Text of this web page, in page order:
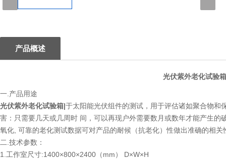
产品概述
光伏紫外老化试验
一.产品用途
光伏紫外老化试验箱|于太阳能光伏组件的测试，用于评估诸如聚合物和
害：只需要几天或几周时 间，可以再现户外需要数月或数年才能产生
氧化, 可靠的老化测试数据可对产品的耐候（抗老化）性做出准确的相
二.技术参数：
1.工作室尺寸:1400×800×2400（mm） D×W×H